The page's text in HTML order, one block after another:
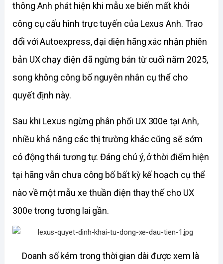
thông Anh phát hiện khi mẫu xe biến mất khỏi
công cụ cấu hình trực tuyến của Lexus Anh. Trao
đổi với Autoexpress, đại diện hãng xác nhận phiên
bản UX chạy điện đã ngừng bán từ cuối năm 2025,
song không công bố nguyên nhân cụ thể cho
quyết định này.
Sau khi Lexus ngừng phân phối UX 300e tại Anh,
nhiều khả năng các thị trường khác cũng sẽ sớm
có động thái tương tự. Đáng chú ý, ở thời điểm hiện
tại hãng vẫn chưa công bố bất kỳ kế hoạch cụ thể
nào về một mẫu xe thuần điện thay thế cho UX
300e trong tương lai gần.
Doanh số kém trong thời gian dài được xem là